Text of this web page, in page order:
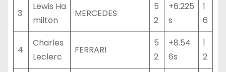
3
Lewis Ha
milton
MERCEDES
5
2
+6.225
s
1
6
4
Charles
Leclerc
FERRARI
5
2
+8.54
6s
1
2